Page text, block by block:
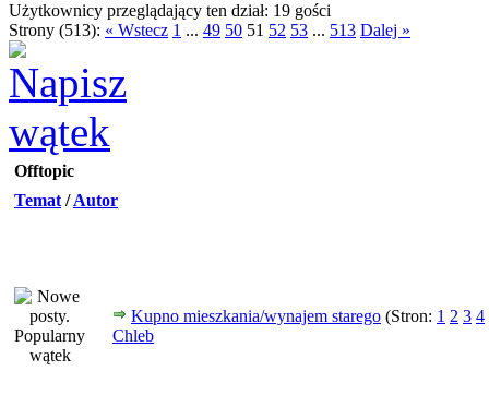
Użytkownicy przeglądający ten dział: 19 gości
Strony (513): « Wstecz 1 ... 49 50 51 52 53 ... 513 Dalej »
Offtopic
Temat /Autor
Kupno mieszkania/wynajem starego (Stron: 1 2 3 4
Chleb